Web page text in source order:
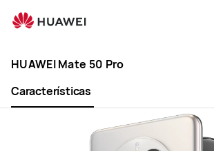
Mate
ProHUAWEI Mate 50 Pro
Características